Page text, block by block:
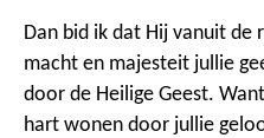
Dan bid ik dat Hij vanuit de
macht en majesteit jullie
door de Heilige Geest.
hart wonen door jullie